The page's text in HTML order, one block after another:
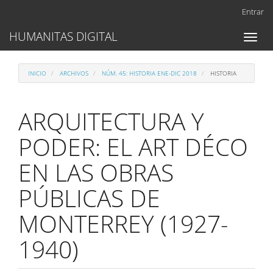
Contenido
principal
lateral
Entrar
Toggle
HUMANITAS DIGITAL
INICIO ARCHIVOS NÚM. 45: HISTORIA ENE-DIC 2018 HISTORIA
ARQUITECTURA Y
PODER: EL ART DÉCO
EN LAS OBRAS
PÚBLICAS DE
MONTERREY (1927-
1940)